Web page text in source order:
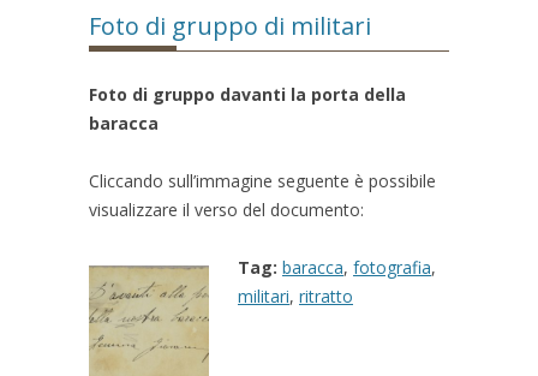
Foto di gruppo di militari
Foto di gruppo davanti la porta della
baracca
Cliccando sull’immagine seguente è possibile
visualizzare il verso del documento:
Tag: baracca, fotografia,
militari, ritratto